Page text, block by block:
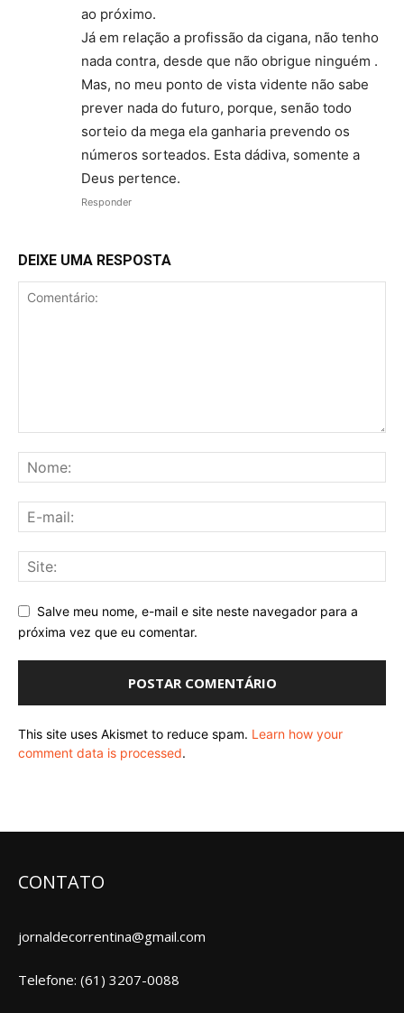
ao próximo.
Já em relação a profissão da cigana, não tenho
nada contra, desde que não obrigue ninguém .
Mas, no meu ponto de vista vidente não sabe
prever nada do futuro, porque, senão todo
sorteio da mega ela ganharia prevendo os
números sorteados. Esta dádiva, somente a
Deus pertence.
Responder
DEIXE UMA RESPOSTA
Salve meu nome, e-mail e site neste navegador para a
próxima vez que eu comentar.
This site uses Akismet to reduce spam. Learn how your
comment data is processed.
CONTATO
jornaldecorrentina@gmail.com
Telefone: (61) 3207-0088